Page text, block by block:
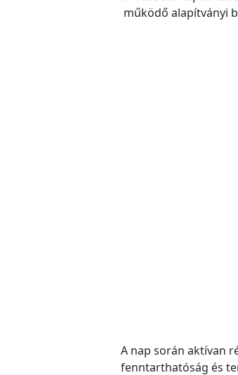
működő alapítványi
A nap során aktívan
fenntarthatóság és